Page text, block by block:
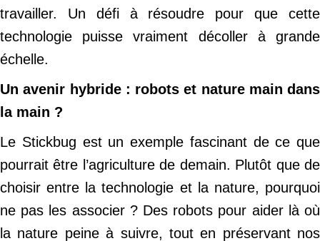
travailler. Un défi à résoudre pour que cette
technologie puisse vraiment décoller à grande
échelle.
Un avenir hybride : robots et nature main dans
la main ?
Le Stickbug est un exemple fascinant de ce que
pourrait être l’agriculture de demain. Plutôt que de
choisir entre la technologie et la nature, pourquoi
ne pas les associer ? Des robots pour aider là où
la nature peine à suivre, tout en préservant nos